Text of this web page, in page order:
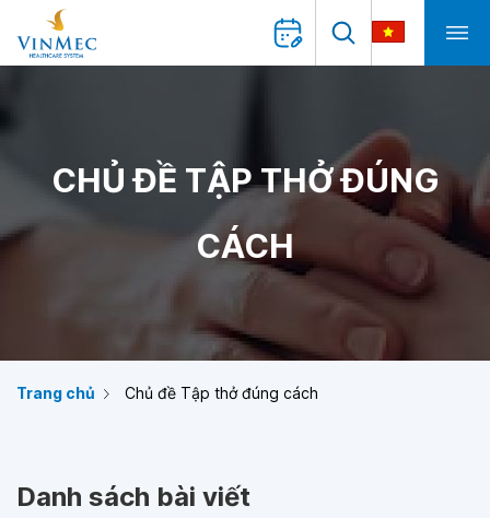
CHỦ ĐỀ TẬP THỞ ĐÚNG
CÁCH
Trang chủ Chủ đề Tập thở đúng cách
Danh sách bài viết